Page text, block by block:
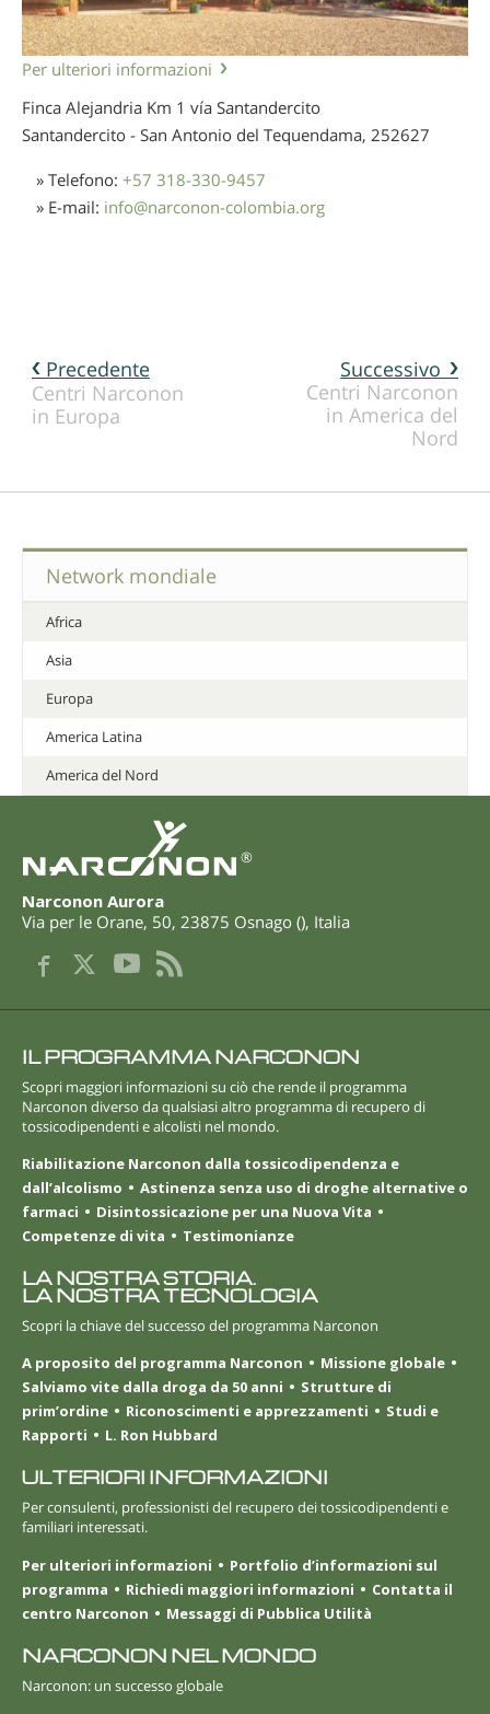
Per ulteriori informazioni
Finca Alejandria Km 1 vía Santandercito
Santandercito - San Antonio del Tequendama, 252627
» Telefono: +57 318-330-9457
» E-mail: info@narconon-colombia.org
Successivo
Centri Narconon
in America del
Nord
Precedente
Centri Narconon
in Europa
Network mondiale
Africa
Asia
Europa
America Latina
America del Nord
®
Narconon Aurora
Via per le Orane, 50, 23875 Osnago (), Italia
IL PROGRAMMA NARCONON
Scopri maggiori informazioni su ciò che rende il programma
Narconon diverso da qualsiasi altro programma di recupero di
tossicodipendenti e alcolisti nel mondo.
Riabilitazione Narconon dalla tossicodipendenza e
dall’alcolismo
Astinenza senza uso di droghe alternative o
farmaci
Disintossicazione per una Nuova Vita
Competenze di vita
Testimonianze
LA NOSTRA STORIA.
LA NOSTRA TECNOLOGIA
Scopri la chiave del successo del programma Narconon
A proposito del programma Narconon
Missione globale
Salviamo vite dalla droga da 50 anni
Strutture di
prim’ordine
Riconoscimenti e apprezzamenti
Studi e
Rapporti
L. Ron Hubbard
ULTERIORI INFORMAZIONI
Per consulenti, professionisti del recupero dei tossicodipendenti e
familiari interessati.
Per ulteriori informazioni
Portfolio d’informazioni sul
programma
Richiedi maggiori informazioni
Contatta il
centro Narconon
Messaggi di Pubblica Utilità
NARCONON NEL MONDO
Narconon: un successo globale